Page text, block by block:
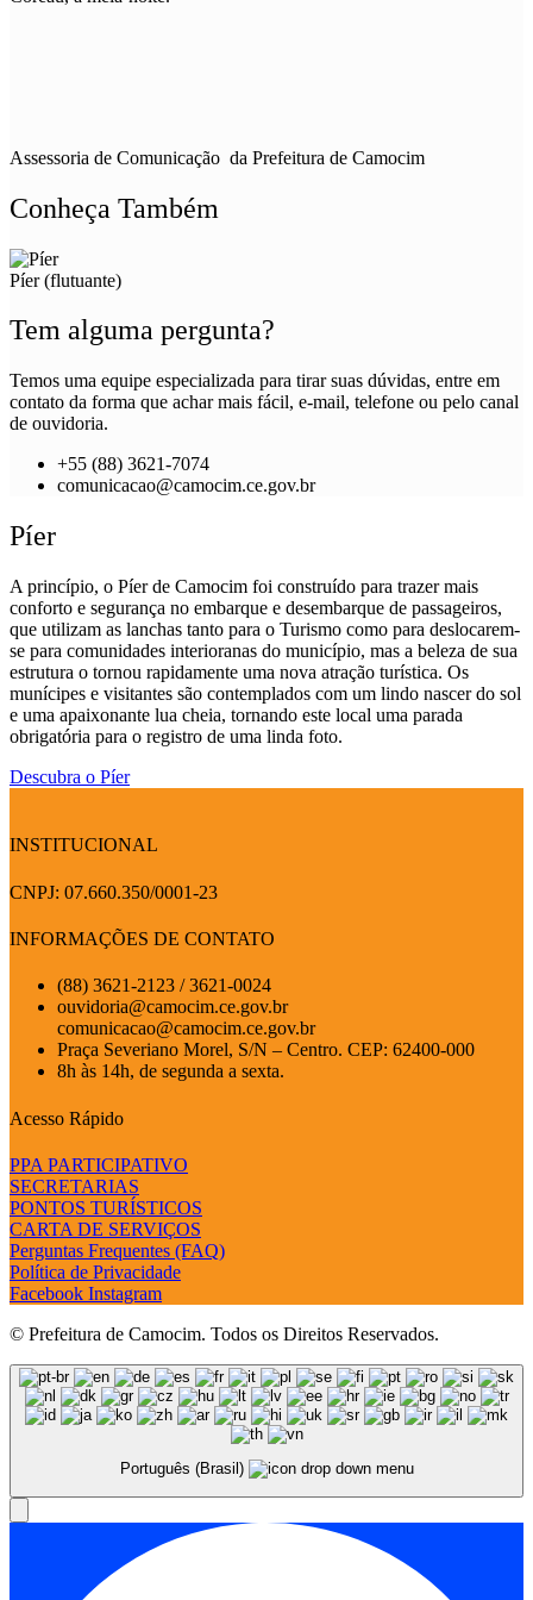
Assessoria de Comunicação da Prefeitura de Camocim
Conheça Também
Píer (flutuante)
Tem alguma pergunta?
Temos uma equipe especializada para tirar suas dúvidas, entre em
contato da forma que achar mais fácil, e-mail, telefone ou pelo canal
de ouvidoria.
+55 (88) 3621-7074
comunicacao@camocim.ce.gov.br
Píer
A princípio, o Píer de Camocim foi construído para trazer mais
conforto e segurança no embarque e desembarque de passageiros,
que utilizam as lanchas tanto para o Turismo como para deslocarem-
se para comunidades interioranas do município, mas a beleza de sua
estrutura o tornou rapidamente uma nova atração turística. Os
munícipes e visitantes são contemplados com um lindo nascer do sol
e uma apaixonante lua cheia, tornando este local uma parada
obrigatória para o registro de uma linda foto.
Descubra o Píer
INSTITUCIONAL
CNPJ: 07.660.350/0001-23
INFORMAÇÕES DE CONTATO
(88) 3621-2123 / 3621-0024
ouvidoria@camocim.ce.gov.br
comunicacao@camocim.ce.gov.br
Praça Severiano Morel, S/N – Centro. CEP: 62400-000
8h às 14h, de segunda a sexta.
Acesso Rápido
PPA PARTICIPATIVO
SECRETARIAS
PONTOS TURÍSTICOS
CARTA DE SERVIÇOS
Perguntas Frequentes (FAQ)
Política de Privacidade
Facebook Instagram
© Prefeitura de Camocim. Todos os Direitos Reservados.
Português (Brasil)